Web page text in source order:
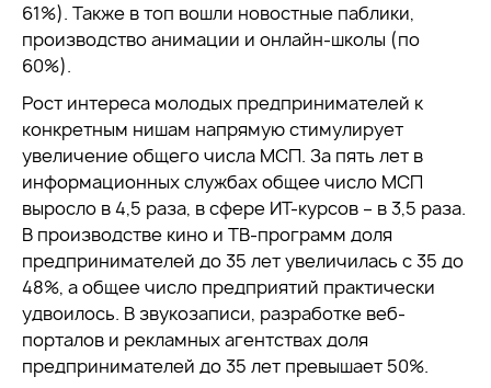
61%). Также в топ вошли новостные паблики,
производство анимации и онлайн-школы (по
60%).
Рост интереса молодых предпринимателей к
конкретным нишам напрямую стимулирует
увеличение общего числа МСП. За пять лет в
информационных службах общее число МСП
выросло в 4,5 раза, в сфере ИТ-курсов – в 3,5 раза.
В производстве кино и ТВ-программ доля
предпринимателей до 35 лет увеличилась с 35 до
48%, а общее число предприятий практически
удвоилось. В звукозаписи, разработке веб-
порталов и рекламных агентствах доля
предпринимателей до 35 лет превышает 50%.